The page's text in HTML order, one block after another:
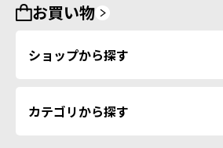
お買い物
ショップから探す
カテゴリから探す